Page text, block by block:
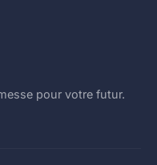
pour votre futur.